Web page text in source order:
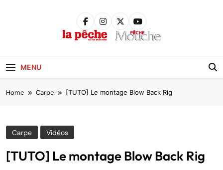
MENU
Home Carpe [TUTO] Le montage Blow Back Rig
Carpe Vidéos
[TUTO] Le montage Blow Back Rig